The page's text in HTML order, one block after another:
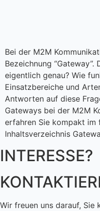
Bei der M2M
Bezeichnung
eigentlich genau? Wie
Einsatzbereiche und
Antworten auf diese
Gateways bei der M2M
erfahren Sie kompakt im
Inhaltsverzeichnis
INTERESSE?
Wir freuen uns darauf, Sie